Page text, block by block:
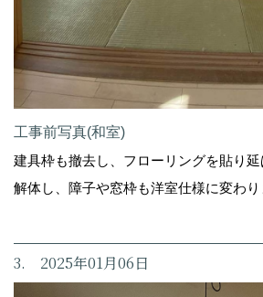
工事前写真(和室)
建具枠も撤去し、フローリングを貼り
解体し、障子や窓枠も洋室仕様に変わり
3. 2025年01月06日